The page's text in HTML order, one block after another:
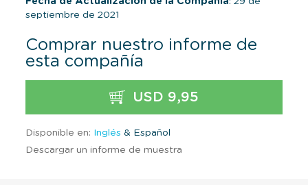
septiembre de 2021
Comprar nuestro informe de
esta compañía
USD 9,95
Disponible en: Inglés & Español
Descargar un informe de muestra